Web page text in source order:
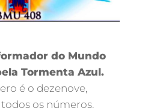
do Mundo
Tormenta Azul.
é o dezenove,
os números.